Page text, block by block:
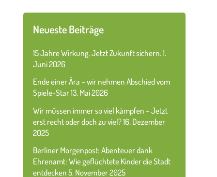
Neueste Beiträge
15 Jahre Wirkung. Jetzt Zukunft sichern.1.
Juni 2026
Ende einer Ära – wir nehmen Abschied vom
Spiele-Star13. Mai 2026
Wir müssen immer so viel kämpfen – Jetzt
erst recht oder doch zu viel?16. Dezember
2025
Berliner Morgenpost: Abenteuer dank
Ehrenamt: Wie geflüchtete Kinder die Stadt
entdecken5. November 2025